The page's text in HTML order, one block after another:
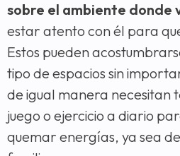
sobre el ambiente donde
estar atento con él para
Estos pueden
tipo de espacios sin
de igual manera necesitan
juego o ejercicio a diario
quemar energías, ya sea